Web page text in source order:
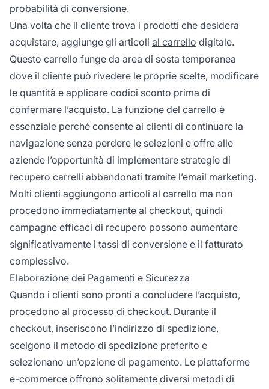
probabilità di conversione.
Una volta che il cliente trova i prodotti che desidera
acquistare, aggiunge gli articoli al carrello digitale.
Questo carrello funge da area di sosta temporanea
dove il cliente può rivedere le proprie scelte, modificare
le quantità e applicare codici sconto prima di
confermare l’acquisto. La funzione del carrello è
essenziale perché consente ai clienti di continuare la
navigazione senza perdere le selezioni e offre alle
aziende l’opportunità di implementare strategie di
recupero carrelli abbandonati tramite l’email marketing.
Molti clienti aggiungono articoli al carrello ma non
procedono immediatamente al checkout, quindi
campagne efficaci di recupero possono aumentare
significativamente i tassi di conversione e il fatturato
complessivo.
Elaborazione dei Pagamenti e Sicurezza
Quando i clienti sono pronti a concludere l’acquisto,
procedono al processo di checkout. Durante il
checkout, inseriscono l’indirizzo di spedizione,
scelgono il metodo di spedizione preferito e
selezionano un’opzione di pagamento. Le piattaforme
e-commerce offrono solitamente diversi metodi di